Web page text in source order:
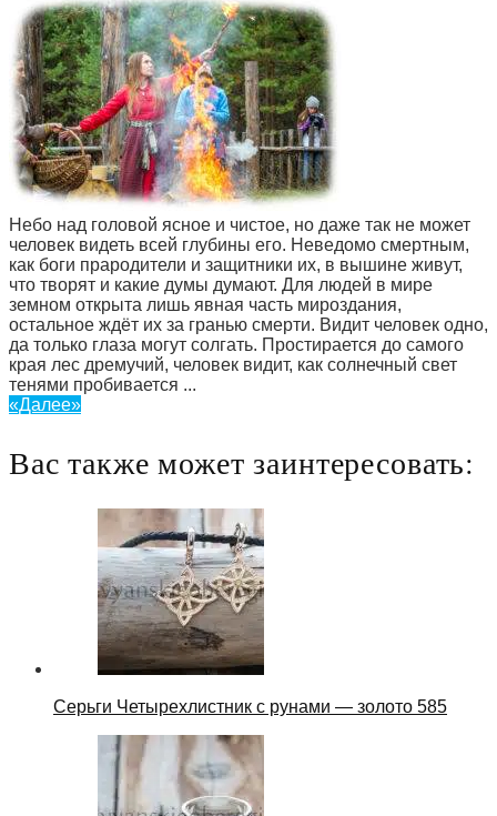
Небо над головой ясное и чистое, но даже так не может
человек видеть всей глубины его. Неведомо смертным,
как боги прародители и защитники их, в вышине живут,
что творят и какие думы думают. Для людей в мире
земном открыта лишь явная часть мироздания,
остальное ждёт их за гранью смерти. Видит человек одно,
да только глаза могут солгать. Простирается до самого
края лес дремучий, человек видит, как солнечный свет
тенями пробивается ...
«Далее»
Вас также может заинтересовать:
Серьги Четырехлистник с рунами — золото 585